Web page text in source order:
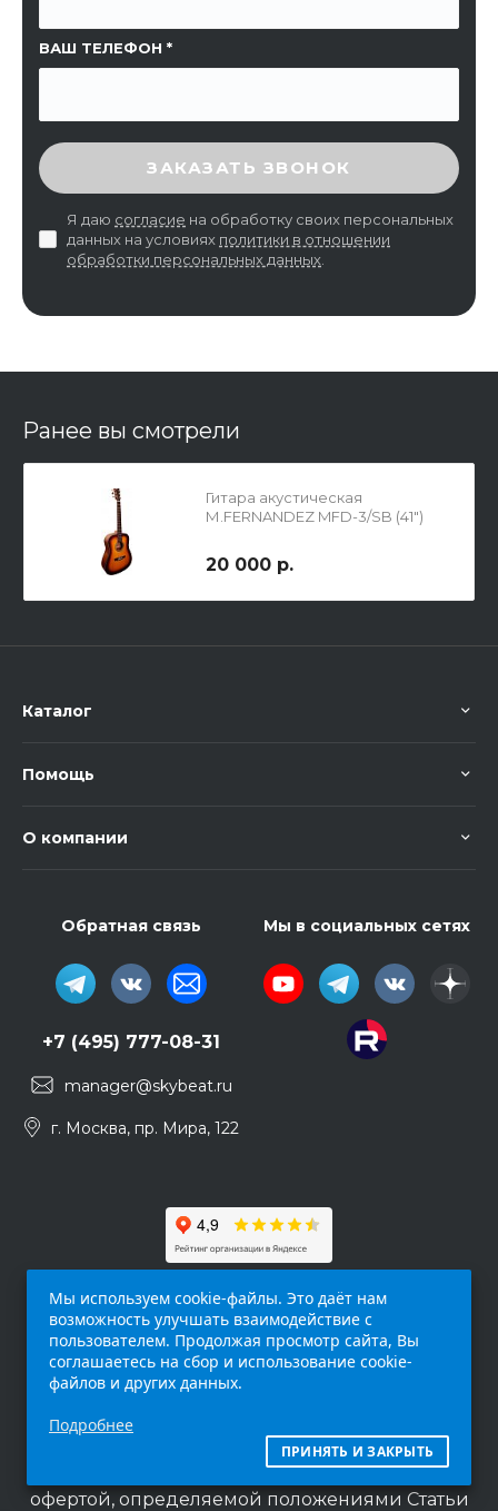
ВАШ ТЕЛЕФОН
ВВЕДИТЕ ПРОВЕРОЧНЫЙ КОД
ЗАКАЗАТЬ ЗВОНОК
Я даю согласие на обработку своих персональных
данных на условиях политики в отношении
обработки персональных данных
Ранее вы смотрели
Гитара акустическая
М.FERNANDEZ MFD-3/SB (41")
20 000 р.
Каталог
Помощь
О компании
Обратная связь
+7 (495) 777-08-31
manager@skybeat.ru
г. Москва, пр. Мира, 122
Мы в социальных сетях
интернет-сайт (
исключительно информационный характер и
ни при каких условиях не является публичной
офертой, определяемой положениями Статьи
Мы используем cookie-файлы. Это даёт нам
возможность улучшать взаимодействие с
пользователем. Продолжая просмотр сайта, Вы
соглашаетесь на сбор и использование cookie-
файлов и других данных.
Подробнее
ПРИНЯТЬ И ЗАКРЫТЬ